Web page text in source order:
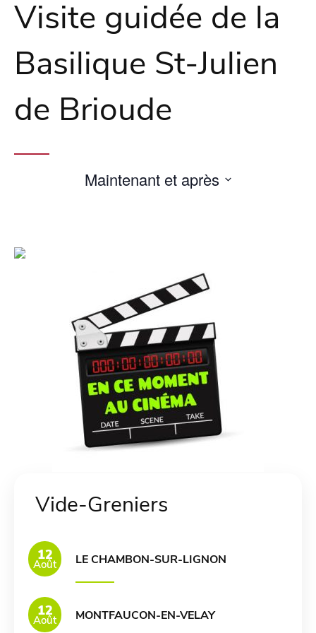
Visite guidée de la
Basilique St-Julien
de Brioude
Maintenant et après
Vide-Greniers
12
Août LE CHAMBON-SUR-LIGNON
12
Août MONTFAUCON-EN-VELAY